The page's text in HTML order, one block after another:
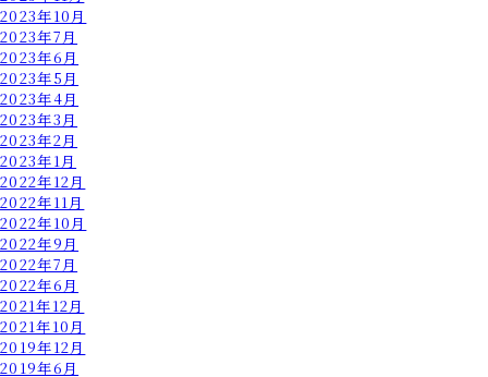
2023年10月
2023年7月
2023年6月
2023年5月
2023年4月
2023年3月
2023年2月
2023年1月
2022年12月
2022年11月
2022年10月
2022年9月
2022年7月
2022年6月
2021年12月
2021年10月
2019年12月
2019年6月